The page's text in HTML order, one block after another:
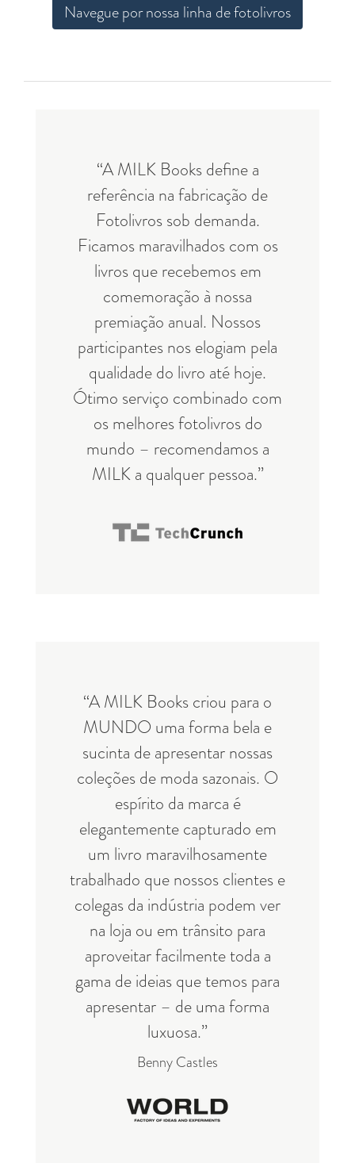
Navegue por nossa linha de fotolivros
“A MILK Books define a
referência na fabricação de
Fotolivros sob demanda.
Ficamos maravilhados com os
livros que recebemos em
comemoração à nossa
premiação anual. Nossos
participantes nos elogiam pela
qualidade do livro até hoje.
Ótimo serviço combinado com
os melhores fotolivros do
mundo – recomendamos a
MILK a qualquer pessoa.”
“A MILK Books criou para o
MUNDO uma forma bela e
sucinta de apresentar nossas
coleções de moda sazonais. O
espírito da marca é
elegantemente capturado em
um livro maravilhosamente
trabalhado que nossos clientes e
colegas da indústria podem ver
na loja ou em trânsito para
aproveitar facilmente toda a
gama de ideias que temos para
apresentar – de uma forma
luxuosa.”
Benny Castles